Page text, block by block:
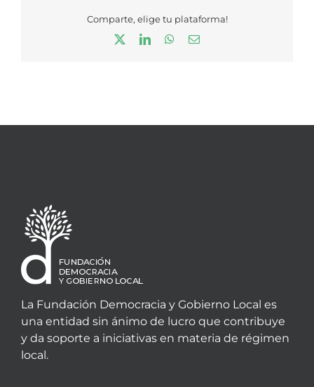
Comparte, elige tu plataforma!
LinkedInWhatsApp
Correo
La Fundación Democracia y Gobierno Local es
una entidad sin ánimo de lucro que contribuye
y da soporte a iniciativas en materia de régimen
local.